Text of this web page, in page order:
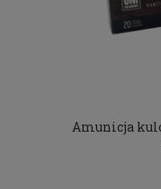
Amunicja